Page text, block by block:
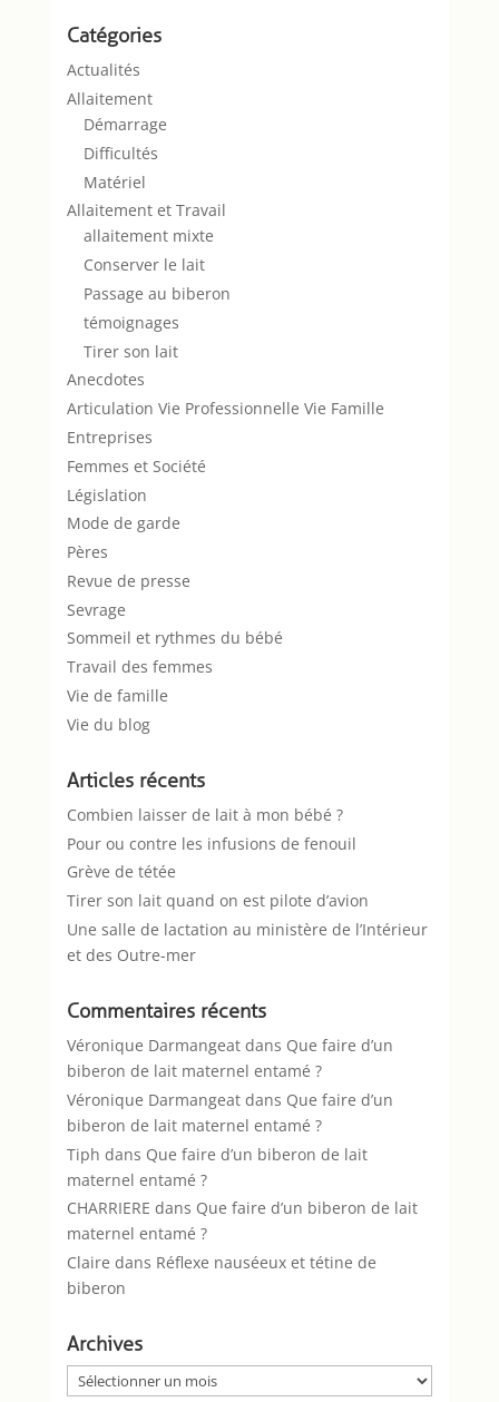
Catégories
Actualités
Allaitement
Démarrage
Difficultés
Matériel
Allaitement et Travail
allaitement mixte
Conserver le lait
Passage au biberon
témoignages
Tirer son lait
Anecdotes
Articulation Vie Professionnelle Vie Famille
Entreprises
Femmes et Société
Législation
Mode de garde
Pères
Revue de presse
Sevrage
Sommeil et rythmes du bébé
Travail des femmes
Vie de famille
Vie du blog
Articles récents
Combien laisser de lait à mon bébé ?
Pour ou contre les infusions de fenouil
Grève de tétée
Tirer son lait quand on est pilote d’avion
Une salle de lactation au ministère de l’Intérieur
et des Outre-mer
Commentaires récents
Véronique Darmangeatdans Que faire d’un
biberon de lait maternel entamé ?
Véronique Darmangeatdans Que faire d’un
biberon de lait maternel entamé ?
Tiph dans Que faire d’un biberon de lait
maternel entamé ?
CHARRIERE dans Que faire d’un biberon de lait
maternel entamé ?
Claire dans Réflexe nauséeux et tétine de
biberon
Archives
Archives